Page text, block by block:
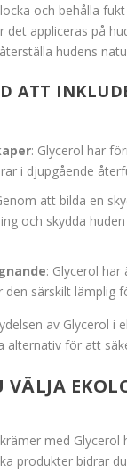
och behålla
det appliceras på
hudens
ATT
: Glycerol har
i djupgående
att bilda en
och skydda
: Glycerol
särskilt lämplig
av Glycerol i
alternativ för att
VÄLJA
med
produkter bidrar